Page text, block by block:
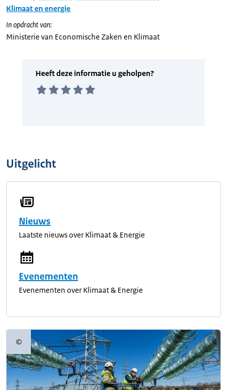
Klimaat en energie
In opdracht van:
Ministerie van Economische Zaken en Klimaat
Uitgelicht
Nieuws
Laatste nieuws over Klimaat & Energie
Evenementen
Evenementen over Klimaat & Energie
©Copyrightinformatie